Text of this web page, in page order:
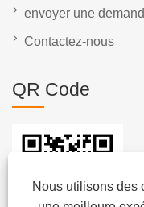
Nous utilisons des
envoyer une
Contactez-nous
QR Code